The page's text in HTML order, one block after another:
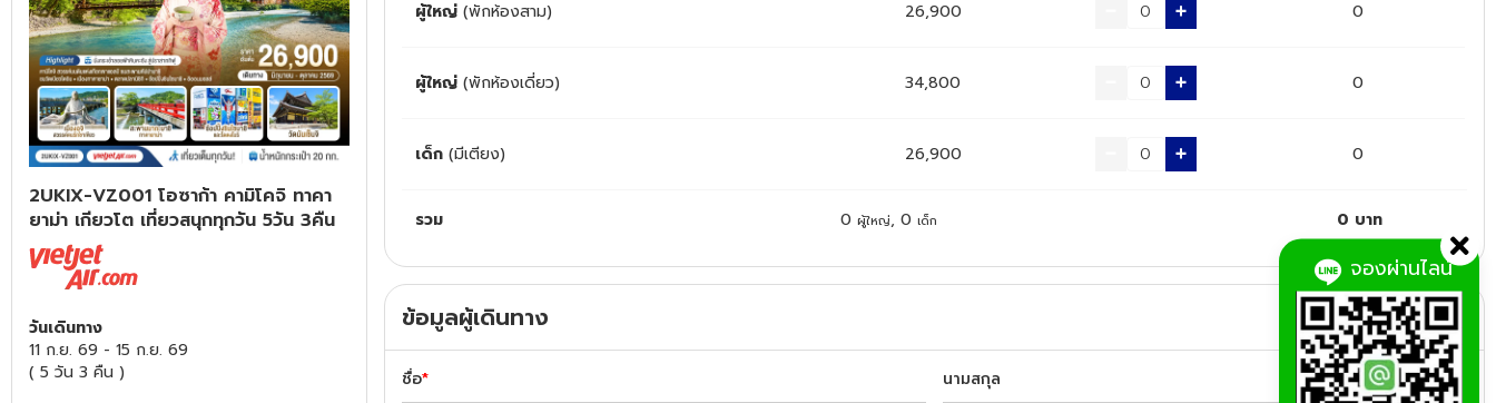
2UKIX-VZ001 โอซาก้า คามิโคจิ ทาคา
ยาม่า เกียวโต เที่ยวสนุกทุกวัน 5วัน 3คืน
วันเดินทาง
11 ก.ย. 69 - 15 ก.ย. 69
( 5 วัน 3 คืน )
ผู้ใหญ่ (พักห้องสาม) 26,900 0
ผู้ใหญ่ (พักห้องเดี่ยว) 34,800 0
เด็ก (มีเตียง) 26,900 0
รวม 0 ผู้ใหญ่, 0 เด็ก 0 บาท
ข้อมูลผู้เดินทาง
ชื่อ* นามสกุล
จองผ่านไลน์
ทัวร์ลาว
ทัวร์มัลดีฟส์
ทัวร์เวียดนาม
ทัวร์อียิปต์
ทัวร์จอร์เจีย
ทัวร์อินเดีย